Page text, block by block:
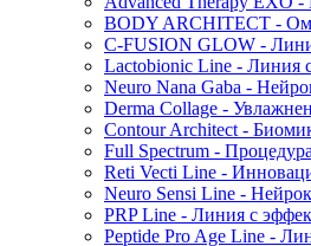
BODY ARCHITECT -
C-FUSION GLOW -
Lactobionic Line - Линия
Neuro Nana Gaba -
Derma Collage -
Contour Architect -
Full Spectrum -
Reti Vecti Line -
Neuro Sensi Line -
PRP Line - Линия с
Peptide Pro Age Line -